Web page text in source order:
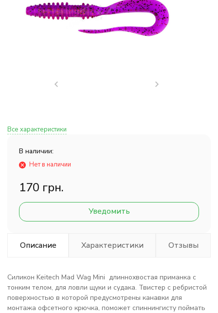
Все характеристики
В наличии:
Нет в наличии
170 грн.
Уведомить
Описание Характеристики Отзывы
Силикон Keitech Mad Wag Mini длиннохвостая приманка с
тонким телом, для ловли щуки и судака. Твистер с ребристой
поверхностью в которой предусмотрены канавки для
монтажа офсетного крючка, поможет спиннингисту поймать